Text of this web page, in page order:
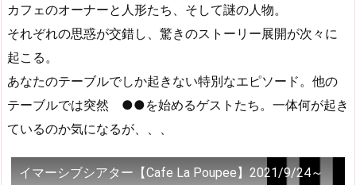
カフェのオーナーと人形たち、そして謎の人物。
それぞれの思惑が交錯し、驚きのストーリー展開が次々に
起こる。
あなたのテーブルでしか起きない特別なエピソード。他の
テーブルでは突然 ●●を始めるゲストたち。一体何が起き
ているのか気になるが、、、
イマーシブシアター【Cafe La Poupee】2021/9/24～